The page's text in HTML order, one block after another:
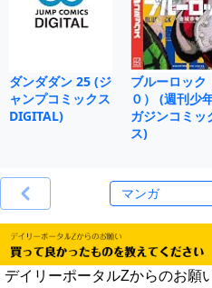
ダンダダン 25 (ジ
ャンプコミックス
DIGITAL)
ブルーロック
０） (週刊少
ガジンコミッ
ス)
デイリーポータルZからのお願